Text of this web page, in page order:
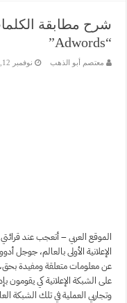
شرح مطابقة
“Adwords”
معتصم أبو الذهب نوفمبر 12, 2015
الموقع العربي – أتعجب عند
الإعلانية الأولى بالعالم،
عن معلومات متعلقة ومفيدة بحق،
على الشبكة الإعلانية كي يقومون
وتجاربي العملية في تلك الشبكة